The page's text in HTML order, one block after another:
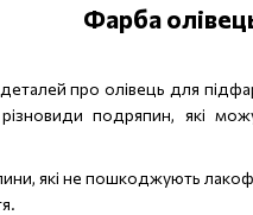
Фарба
про олівець для
подряпин, які
які не пошкоджують